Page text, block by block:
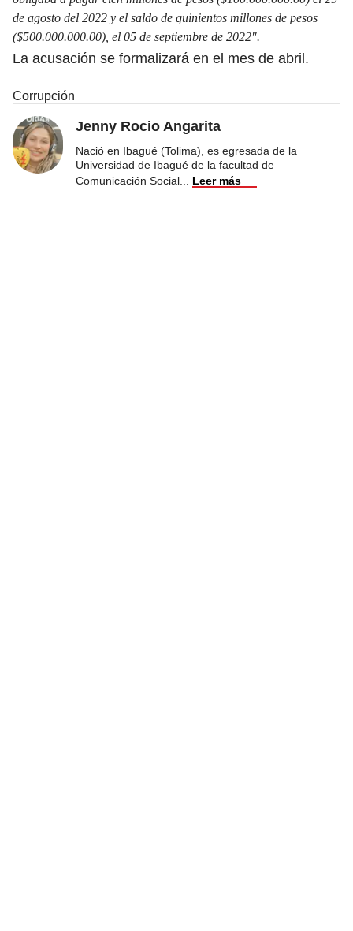
de agosto del 2022 y el saldo de quinientos millones de pesos
($500.000.000.00), el 05 de septiembre de 2022″.
La acusación se formalizará en el mes de abril.
Corrupción
Jenny Rocio Angarita
Nació en Ibagué (Tolima), es egresada de la
Universidad de Ibagué de la facultad de
Comunicación Social
Leer más